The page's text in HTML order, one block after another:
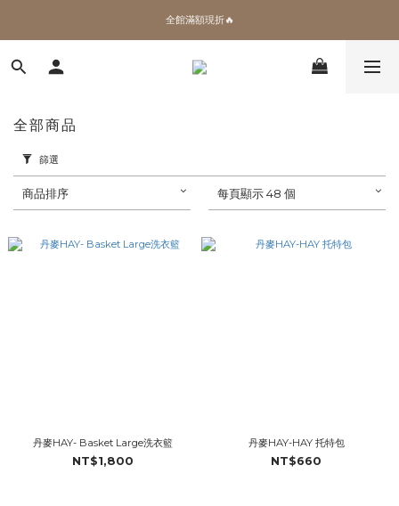
✨加入會員 即領100購物金🎫
全部商品
篩選
商品排序 每頁顯示 48 個
丹麥HAY- Basket Large洗衣籃
NT$1,800
丹麥HAY-HAY 托特包
NT$660